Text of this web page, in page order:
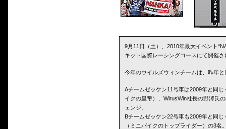
9月11日（土）、2010年最大イベント
キット国際レーシングコースにて開催さ
今年のウイルズウィンチームは、昨年
Aチームゼッケン11号車は2009年と同
イクの皇帝）、WirusWin社長の野澤氏
ェンジ。
Bチームゼッケン22号車も2009年と同
（ミニバイクのトップライダー）の3名